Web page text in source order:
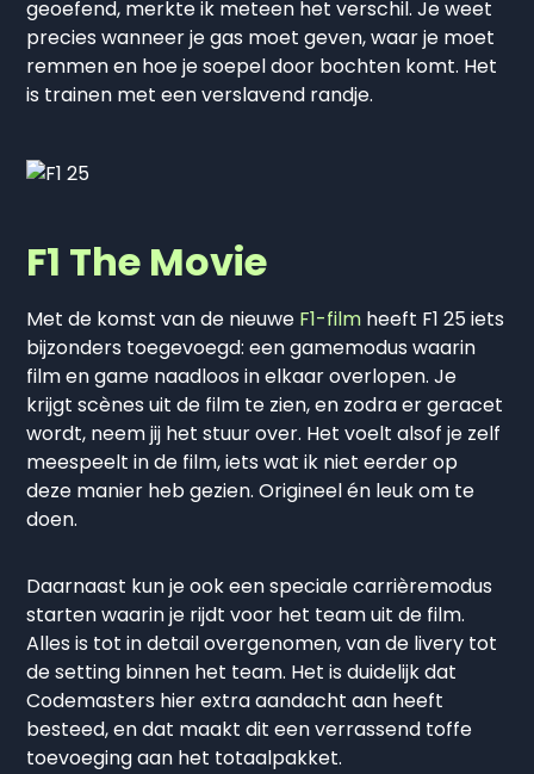
geoefend, merkte ik meteen het verschil. Je weet
precies wanneer je gas moet geven, waar je moet
remmen en hoe je soepel door bochten komt. Het
is trainen met een verslavend randje.
F1 The Movie
Met de komst van de nieuwe F1-film heeft F1 25 iets
bijzonders toegevoegd: een gamemodus waarin
film en game naadloos in elkaar overlopen. Je
krijgt scènes uit de film te zien, en zodra er geracet
wordt, neem jij het stuur over. Het voelt alsof je zelf
meespeelt in de film, iets wat ik niet eerder op
deze manier heb gezien. Origineel én leuk om te
doen.
Daarnaast kun je ook een speciale carrièremodus
starten waarin je rijdt voor het team uit de film.
Alles is tot in detail overgenomen, van de livery tot
de setting binnen het team. Het is duidelijk dat
Codemasters hier extra aandacht aan heeft
besteed, en dat maakt dit een verrassend toffe
toevoeging aan het totaalpakket.